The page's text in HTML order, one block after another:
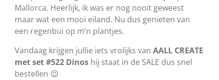
Mallorca. Heerlijk, ik was er nog nooit geweest
maar wat een mooi eiland. Nu dus genieten van
een regenbui op m’n plantjes.
Vandaag krijgen jullie iets vrolijks van AALL CREATE
met set #522 Dinos hij staat in de SALE dus snel
bestellen 😉